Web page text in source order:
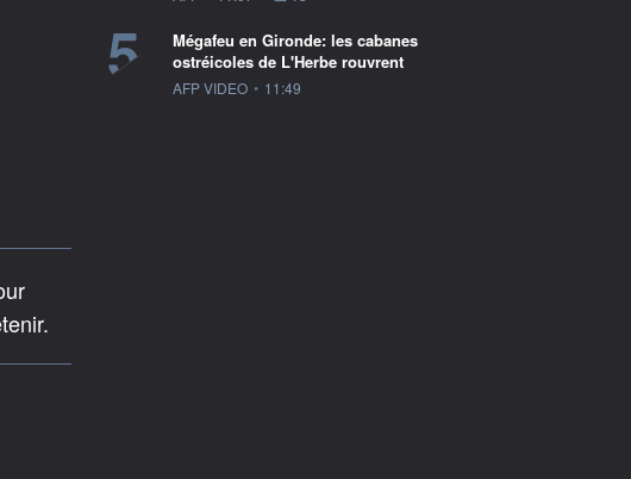
5
Mégafeu en Gironde: les cabanes
ostréicoles de L'Herbe rouvrent
information fournie par
AFP VIDEO • 11:49